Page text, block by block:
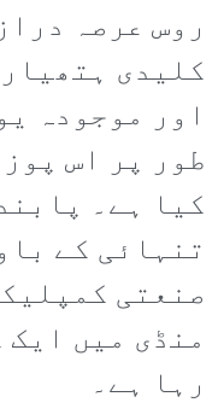
روس عرصہ
کلیدی
اور موجودہ
طور پر اس
کیا ہے۔
تنہائی کے
صنعتی
منڈی میں
رہا ہے۔